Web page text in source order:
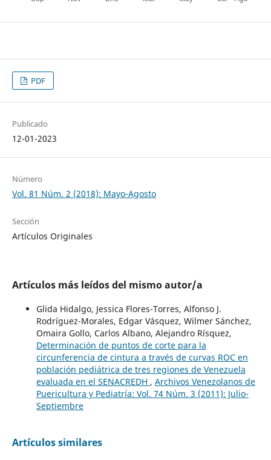
PDF
Publicado
12-01-2023
Número
Vol. 81 Núm. 2 (2018): Mayo-Agosto
Sección
Artículos Originales
Artículos más leídos del mismo autor/a
Glida Hidalgo, Jessica Flores-Torres, Alfonso J.
Rodríguez-Morales, Edgar Vásquez, Wilmer Sánchez,
Omaira Gollo, Carlos Albano, Alejandro Rísquez,
Determinación de puntos de corte para la
circunferencia de cintura a través de curvas ROC en
población pediátrica de tres regiones de Venezuela
evaluada en el SENACREDH , Archivos Venezolanos de
Puericultura y Pediatría: Vol. 74 Núm. 3 (2011): Julio-
Septiembre
Artículos similares